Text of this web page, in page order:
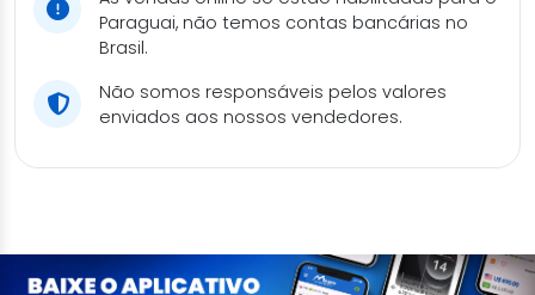
Paraguai, não temos contas bancárias no
Brasil.
Não somos responsáveis pelos valores
enviados aos nossos vendedores.